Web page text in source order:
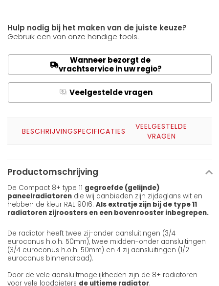
Hulp nodig bij het maken van de juiste keuze?
Gebruik een van onze handige tools.
Wanneer bezorgt de
vrachtservice in uw regio?
Q Veelgestelde vragen
BESCHRIJVINGSPECIFICATIES
VEELGESTELDE
VRAGEN
Productomschrijving
De Compact 8+ type 11 gegroefde (gelijnde)
paneelradiatoren die wij aanbieden zijn zijdeglans wit en
hebben de kleur RAL 9016. Als extratje zijn bij de type 11
radiatoren zijroosters en een bovenrooster inbegrepen.
De radiator heeft twee zij-onder aansluitingen (3/4
euroconus h.o.h. 50mm), twee midden-onder aansluitingen
(3/4 euroconus h.o.h. 50mm) en 4 zij aansluitingen (1/2
euroconus binnendraad).
Door de vele aansluitmogelijkheden zijn de 8+ radiatoren
voor vele loodgieters de ultieme radiator.